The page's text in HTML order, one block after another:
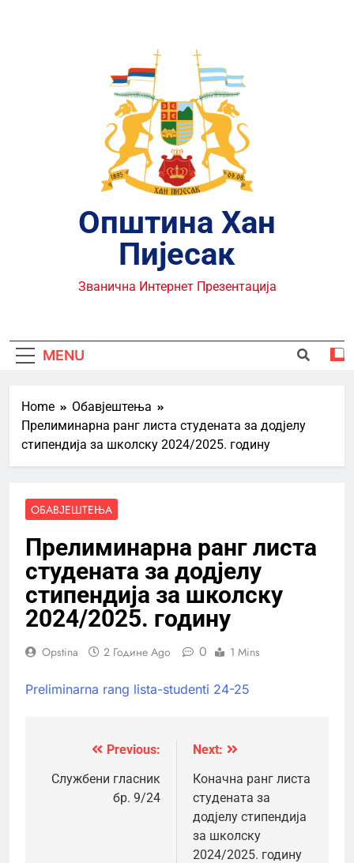
Општина Хан
Пијесак
Званична Интернет Презентација
MENU
Home
Обавјештења
Прелиминарна ранг листа студената за додјелу
стипендија за школску 2024/2025. годину
ОБАВЈЕШТЕЊА
Прелиминарна ранг листа
студената за додјелу
стипендија за школску
2024/2025. годину
Opstina 2 Године Ago 0 1 Mins
Preliminarna rang lista-studenti 24-25
Кретање
чланка
Previous:
Службени гласник
бр. 9/24
Next:
Коначна ранг листа
студената за
додјелу стипендија
за школску
2024/2025. годину